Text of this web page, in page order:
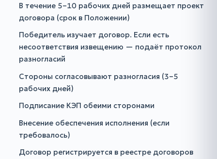
В течение 5–10 рабочих дней размещает проект
договора (срок в Положении)
Победитель изучает договор. Если есть
несоответствия извещению — подаёт протокол
разногласий
Стороны согласовывают разногласия (3–5
рабочих дней)
Подписание КЭП обеими сторонами
Внесение обеспечения исполнения (если
требовалось)
Договор регистрируется в реестре договоров